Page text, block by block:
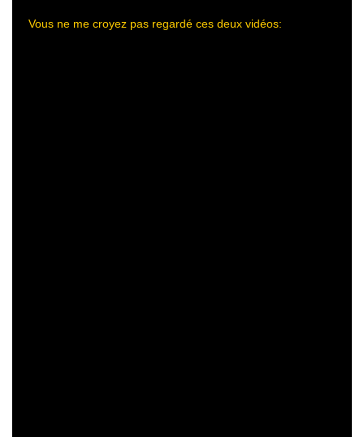
Vous ne me croyez pas regardé ces deux vidéos: